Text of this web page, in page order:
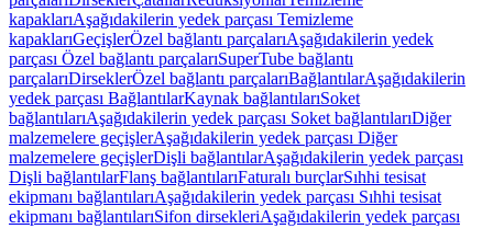
kapaklarıAşağıdakilerin yedek parçası Temizleme
kapaklarıGeçişlerÖzel bağlantı parçalarıAşağıdakilerin yedek
parçası Özel bağlantı parçalarıSuperTube bağlantı
parçalarıDirseklerÖzel bağlantı parçalarıBağlantılarAşağıdakilerin
yedek parçası BağlantılarKaynak bağlantılarıSoket
bağlantılarıAşağıdakilerin yedek parçası Soket bağlantılarıDiğer
malzemelere geçişlerAşağıdakilerin yedek parçası Diğer
malzemelere geçişlerDişli bağlantılarAşağıdakilerin yedek parçası
Dişli bağlantılarFlanş bağlantılarıFaturalı burçlarSıhhi tesisat
ekipmanı bağlantılarıAşağıdakilerin yedek parçası Sıhhi tesisat
ekipmanı bağlantılarıSifon dirsekleriAşağıdakilerin yedek parçası